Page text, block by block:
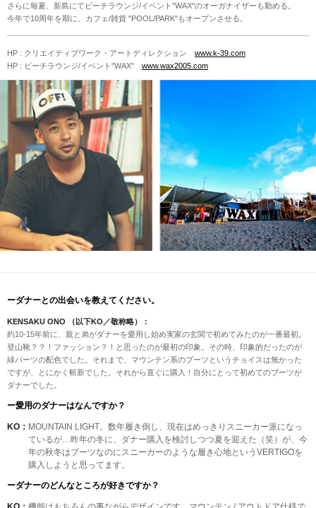
さらに毎夏、新島にてビーチラウンジ/イベント"WAX"のオーガナイザーも勤める。
今年で10周年を期に、カフェ/雑貨 "POOL/PARK"もオープンさせる。
HP : クリエイティブワーク・アートディレクション www.k-39.com
HP : ビーチラウンジ/イベント"WAX" www.wax2005.com
ーダナーとの出会いを教えてください。
KENSAKU ONO （以下KO／敬称略）：
約10-15年前に、親と弟がダナーを愛用し始め実家の玄関で初めてみたのが一番最初。
登山靴？？！ファッション？！と思ったのが最初の印象。その時、印象的だったのが
緑パーツの配色でした。それまで、マウンテン系のブーツというチョイスは無かった
ですが、とにかく斬新でした。それから直ぐに購入！自分にとって初めてのブーツが
ダナーでした。
ー愛用のダナーはなんですか？
KO： MOUNTAIN LIGHT。数年履き倒し、現在はめっきりスニーカー派になっ
ているが…昨年の冬に、ダナー購入を検討しつつ夏を迎えた（笑）が、今
年の秋冬はブーツなのにスニーカーのような履き心地というVERTIGOを
購入しようと思ってます。
ーダナーのどんなところが好きですか？